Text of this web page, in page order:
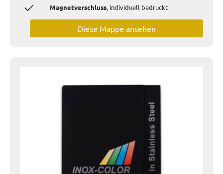
Magnetverschluss, individuell bedruckt
Diese Mappe ansehen